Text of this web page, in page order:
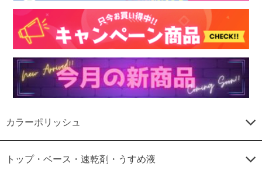
カラーポリッシュ
トップ・ベース・速乾剤・うすめ液